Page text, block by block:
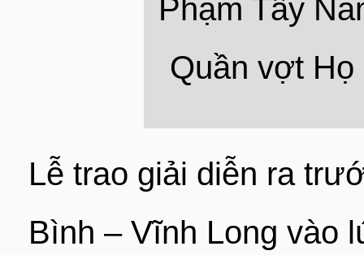
Phạm Tây
Quần vợt Họ
Lễ trao giải diễn ra
Bình – Vĩnh Long vào